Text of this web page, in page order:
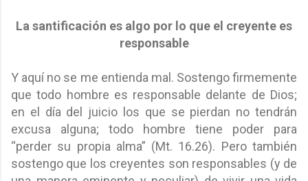
La santificación es algo por lo que el creyente es
responsable
Y aquí no se me entienda mal. Sostengo firmemente
que todo hombre es responsable delante de Dios;
en el día del juicio los que se pierdan no tendrán
excusa alguna; todo hombre tiene poder para
“perder su propia alma” (Mt. 16.26). Pero también
sostengo que los creyentes son responsables (y de